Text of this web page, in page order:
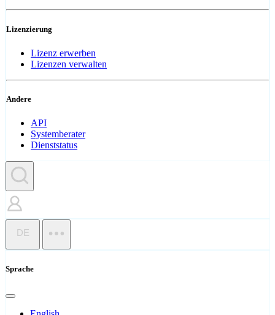
Lizenzierung
Lizenz erwerben
Lizenzen verwalten
Andere
API
Systemberater
Dienststatus
DE
Sprache